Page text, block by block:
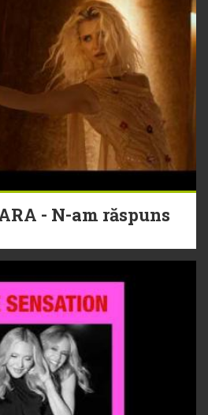
- N-am răspuns